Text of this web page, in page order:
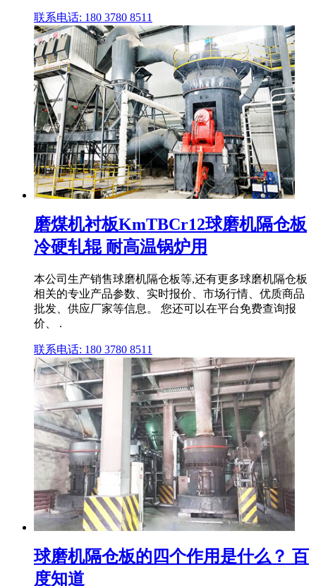
联系电话: 180 3780 8511
磨煤机衬板KmTBCr12球磨机隔仓板
冷硬轧辊 耐高温锅炉用
本公司生产销售球磨机隔仓板等,还有更多球磨机隔仓板
相关的专业产品参数、实时报价、市场行情、优质商品
批发、供应厂家等信息。 您还可以在平台免费查询报
价、 .
联系电话: 180 3780 8511
球磨机隔仓板的四个作用是什么？ 百
度知道